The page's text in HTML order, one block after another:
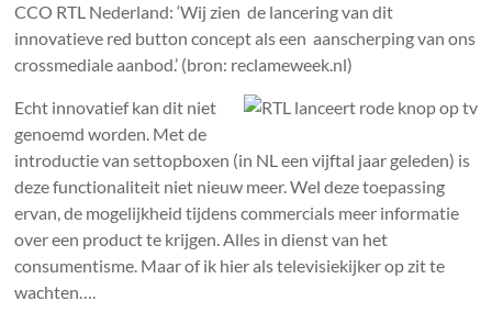
CCO RTL Nederland: ‘Wij zien de lancering van dit
innovatieve red button concept als een aanscherping van ons
crossmediale aanbod.’ (bron: reclameweek.nl)
Echt innovatief kan dit niet
genoemd worden. Met de
introductie van settopboxen (in NL een vijftal jaar geleden) is
deze functionaliteit niet nieuw meer. Wel deze toepassing
ervan, de mogelijkheid tijdens commercials meer informatie
over een product te krijgen. Alles in dienst van het
consumentisme. Maar of ik hier als televisiekijker op zit te
wachten….